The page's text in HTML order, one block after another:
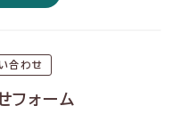
合わせ
フォーム